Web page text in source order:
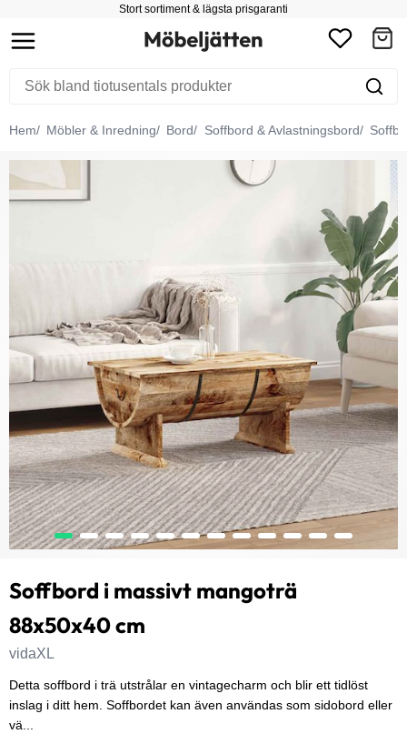
Stort sortiment & lägsta prisgaranti
Hem Möbler & Inredning Bord Soffbord & Avlastningsbord
Soffbord i massivt mangoträ
88x50x40 cm
vidaXL
Detta soffbord i trä utstrålar en vintagecharm och blir ett tidlöst
inslag i ditt hem. Soffbordet kan även användas som sidobord eller
vä...